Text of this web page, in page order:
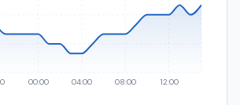
00:00 04:00 08:00 12:00